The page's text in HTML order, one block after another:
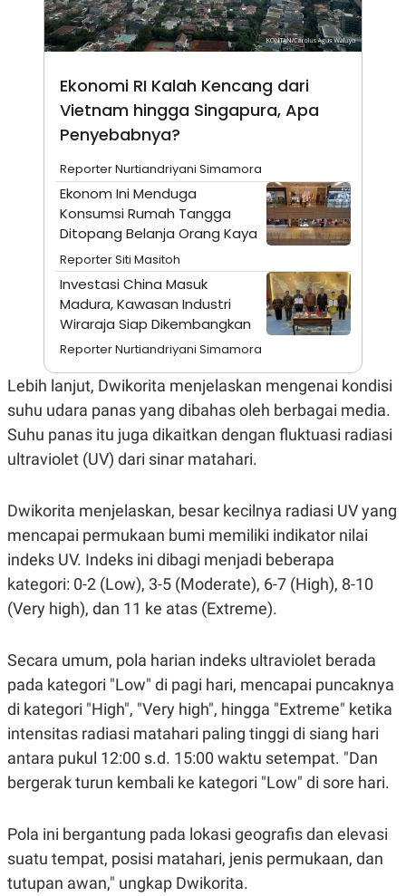
KANAL
P
U
S
T
D
A
I
M
A
G
E
S
K
O
N
T
A
N
T
L
I
P
S
U
S
JARINGAN
K
O
N
T
N
A
D
E
Y
P
R
E
S
R
E
A
S
.
Ekonomi RI Kalah Kencang dari
Vietnam hingga Singapura, Apa
Penyebabnya?
Reporter Nurtiandriyani Simamora
Ekonom Ini Menduga
Konsumsi Rumah Tangga
Ditopang Belanja Orang Kaya
Reporter Siti Masitoh
Investasi China Masuk
Madura, Kawasan Industri
Wiraraja Siap Dikembangkan
Reporter Nurtiandriyani Simamora
Lebih lanjut, Dwikorita menjelaskan mengenai kondisi
suhu udara panas yang dibahas oleh berbagai media.
Suhu panas itu juga dikaitkan dengan fluktuasi radiasi
ultraviolet (UV) dari sinar matahari.
Dwikorita menjelaskan, besar kecilnya radiasi UV yang
mencapai permukaan bumi memiliki indikator nilai
indeks UV. Indeks ini dibagi menjadi beberapa
kategori: 0-2 (Low), 3-5 (Moderate), 6-7 (High), 8-10
(Very high), dan 11 ke atas (Extreme).
Secara umum, pola harian indeks ultraviolet berada
pada kategori "Low" di pagi hari, mencapai puncaknya
di kategori "High", "Very high", hingga "Extreme" ketika
intensitas radiasi matahari paling tinggi di siang hari
antara pukul 12:00 s.d. 15:00 waktu setempat. "Dan
bergerak turun kembali ke kategori "Low" di sore hari.
Pola ini bergantung pada lokasi geografis dan elevasi
suatu tempat, posisi matahari, jenis permukaan, dan
tutupan awan," ungkap Dwikorita.